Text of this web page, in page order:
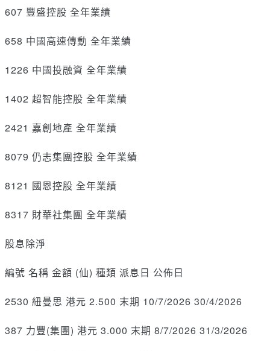
607 豐盛控股 全年業績
658 中國高速傳動 全年業績
1226 中國投融資 全年業績
1402 超智能控股 全年業績
2421 嘉創地產 全年業績
8079 仍志集團控股 全年業績
8121 國恩控股 全年業績
8317 財華社集團 全年業績
股息除淨
編號 名稱 金額 (仙) 種類 派息日 公佈日
2530 紐曼思 港元 2.500 末期 10/7/2026 30/4/2026
387 力豐(集團) 港元 3.000 末期 8/7/2026 31/3/2026